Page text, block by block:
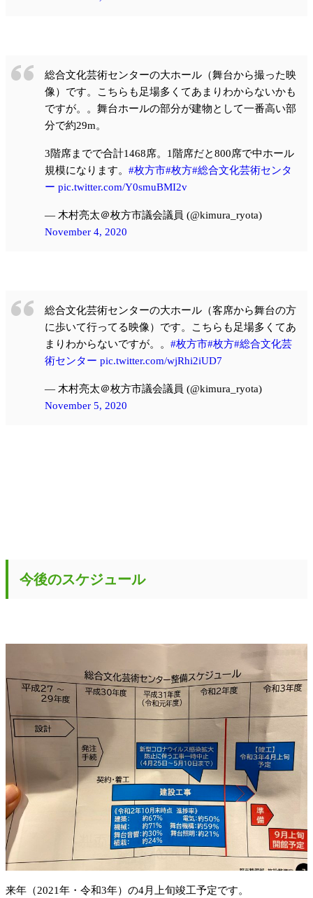
総合文化芸術センターの大ホール（舞台から撮った映
像）です。こちらも足場多くてあまりわからないかも
ですが。。舞台ホールの部分が建物として一番高い部
分で約29m。
3階席までで合計1468席。1階席だと800席で中ホール
規模になります。 #枚方市#枚方#総合文化芸術センタ
ー pic.twitter.com/Y0smuBMI2v
— 木村亮太＠枚方市議会議員 (@kimura_ryota)
November 4, 2020
総合文化芸術センターの大ホール（客席から舞台の方
に歩いて行ってる映像）です。こちらも足場多くてあ
まりわからないですが。。 #枚方市#枚方#総合文化芸
術センター pic.twitter.com/wjRhi2iUD7
— 木村亮太＠枚方市議会議員 (@kimura_ryota)
November 5, 2020
今後のスケジュール
来年（2021年・令和3年）の4月上旬竣工予定です。